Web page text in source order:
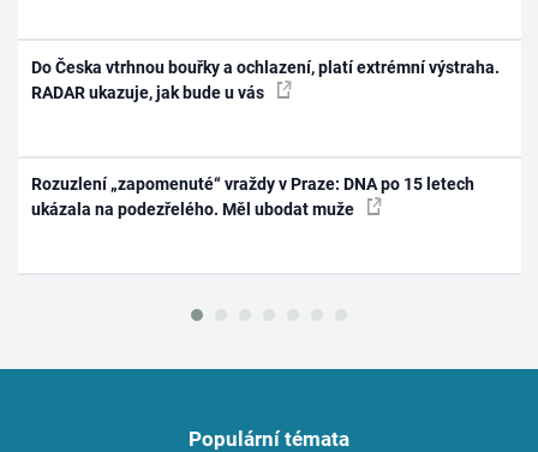
Do Česka vtrhnou bouřky a ochlazení, platí extrémní výstraha.
RADAR ukazuje, jak bude u vás
Rozuzlení „zapomenuté“ vraždy v Praze: DNA po 15 letech
ukázala na podezřelého. Měl ubodat muže
Populární témata